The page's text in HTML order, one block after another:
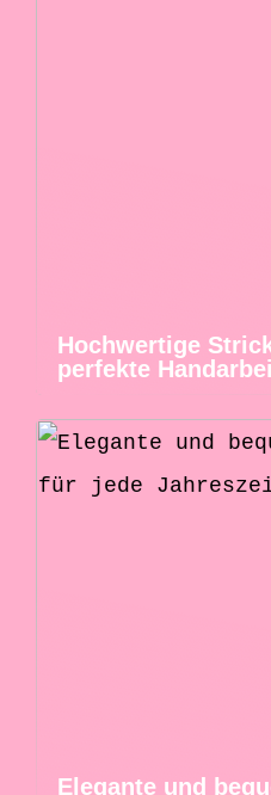
Hochwertige
perfekte
Elegante und